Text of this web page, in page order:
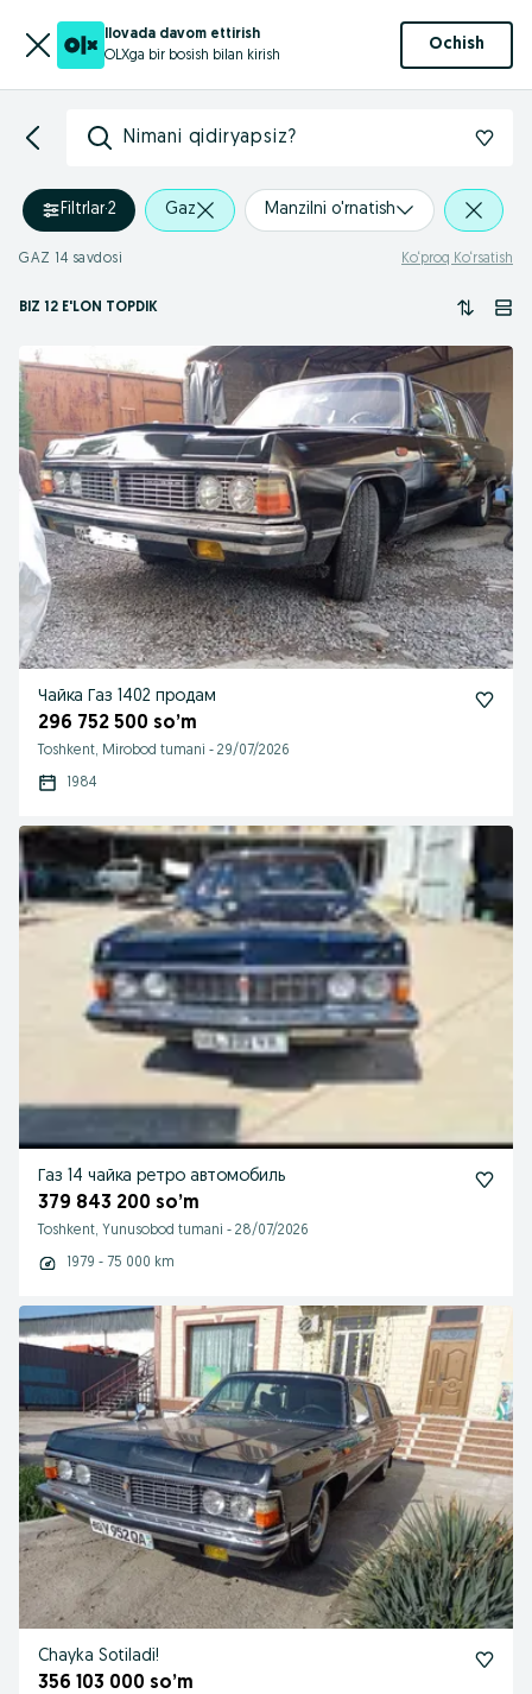
Ilovada davom ettirish
OLXga bir bosish bilan kirish
Ochish
Nimani qidiryapsiz?
Filtrlar·2 Gaz Manzilni o'rnatish
GAZ 14 savdosi Ko‘proq Ko‘rsatish
BIZ 12 E'LON TOPDIK
Чайка Газ 1402 продам
296 752 500 so’m
Toshkent, Mirobod tumani - 29/07/2026
1984
Газ 14 чайка ретро автомобиль
379 843 200 so’m
Toshkent, Yunusobod tumani - 28/07/2026
1979 - 75 000 km
Chayka Sotiladi!
356 103 000 so’m